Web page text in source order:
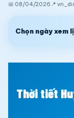
📅 08/04/2026 📍
Chọn ngày xem
Thời tiết